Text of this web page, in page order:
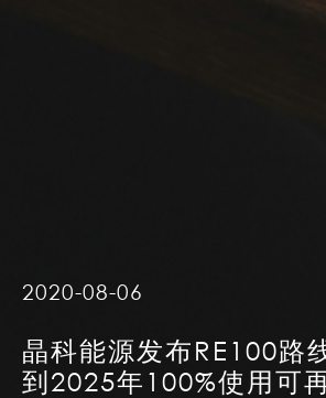
2020-08-06
晶科能源发布RE100路
到2025年100%使用可